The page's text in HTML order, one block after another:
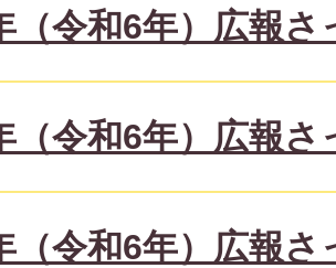
（令和6年）広報さ
（令和6年）広報さ
（令和6年）広報さ